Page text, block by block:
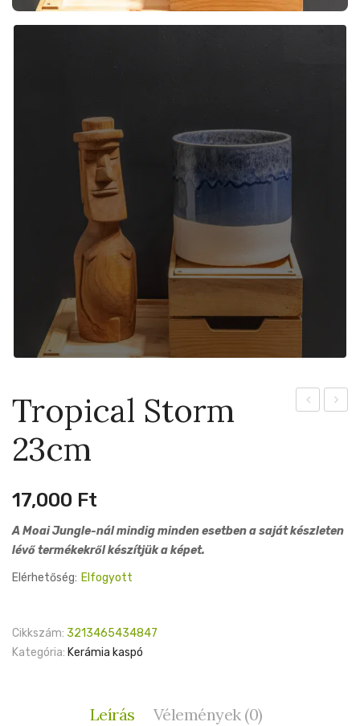
Tropical Storm
23cm
17,000 Ft
A Moai Jungle-nál mindig minden esetben a saját készleten
lévő termékekről készítjük a képet.
Elérhetőség: Elfogyott
Cikkszám: 3213465434847
Kategória: Kerámia kaspó
Leírás Vélemények (0)